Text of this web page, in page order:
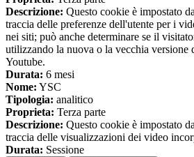
Descrizione: Questo cookie è impostato
traccia delle preferenze dell'utente per i
nei siti; può anche determinare se il
utilizzando la nuova o la vecchia versione
Youtube.
Durata: 6 mesi
Nome: YSC
Tipologia: analitico
Proprieta: Terza parte
Descrizione: Questo cookie è impostato
traccia delle visualizzazioni dei video
Durata: Sessione